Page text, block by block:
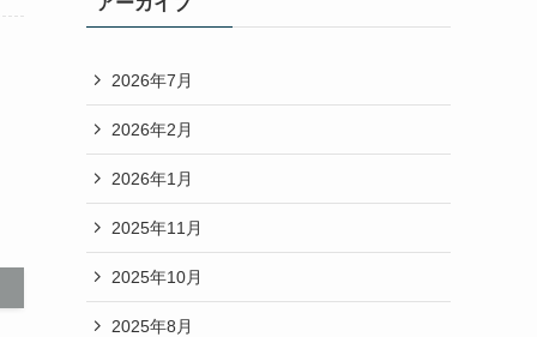
2026年7月
2026年2月
2026年1月
2025年11月
2025年10月
2025年8月